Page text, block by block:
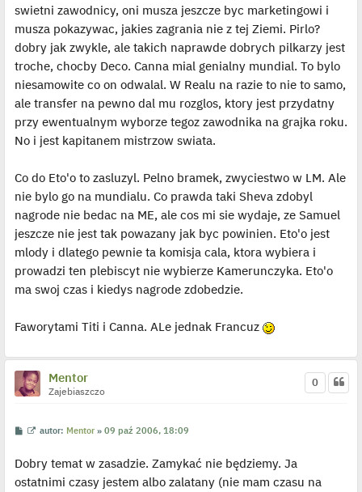
swietni zawodnicy, oni musza jeszcze byc marketingowi i
musza pokazywac, jakies zagrania nie z tej Ziemi. Pirlo?
dobry jak zwykle, ale takich naprawde dobrych pilkarzy jest
troche, chocby Deco. Canna mial genialny mundial. To bylo
niesamowite co on odwalal. W Realu na razie to nie to samo,
ale transfer na pewno dal mu rozglos, ktory jest przydatny
przy ewentualnym wyborze tegoz zawodnika na grajka roku.
No i jest kapitanem mistrzow swiata.
Co do Eto'o to zasluzyl. Pelno bramek, zwyciestwo w LM. Ale
nie bylo go na mundialu. Co prawda taki Sheva zdobyl
nagrode nie bedac na ME, ale cos mi sie wydaje, ze Samuel
jeszcze nie jest tak powazany jak byc powinien. Eto'o jest
mlody i dlatego pewnie ta komisja cala, ktora wybiera i
prowadzi ten plebiscyt nie wybierze Kamerunczyka. Eto'o
ma swoj czas i kiedys nagrode zdobedzie.
Faworytami Titi i Canna. ALe jednak Francuz
Mentor
Zajebiaszczo
0
P
t
W
w
e
autor: Mentor »09 paź 2006, 18:09
Dobry temat w zasadzie. Zamykać nie będziemy. Ja
ostatnimi czasy jestem albo zalatany (nie mam czasu na